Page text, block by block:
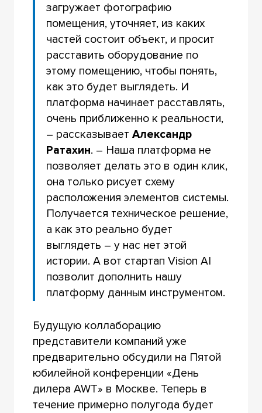
загружает фотографию
помещения, уточняет, из каких
частей состоит объект, и просит
расставить оборудование по
этому помещению, чтобы понять,
как это будет выглядеть. И
платформа начинает расставлять,
очень приближенно к реальности,
– рассказываетАлександр
Ратахин. – Наша платформа не
позволяет делать это в один клик,
она только рисует схему
расположения элементов системы.
Получается техническое решение,
а как это реально будет
выглядеть – у нас нет этой
истории. А вот стартап Vision AI
позволит дополнить нашу
платформу данным инструментом.
Будущую коллаборацию
представители компаний уже
предварительно обсудили на Пятой
юбилейной конференции «День
дилера AWT» в Москве. Теперь в
течение примерно полугода будет